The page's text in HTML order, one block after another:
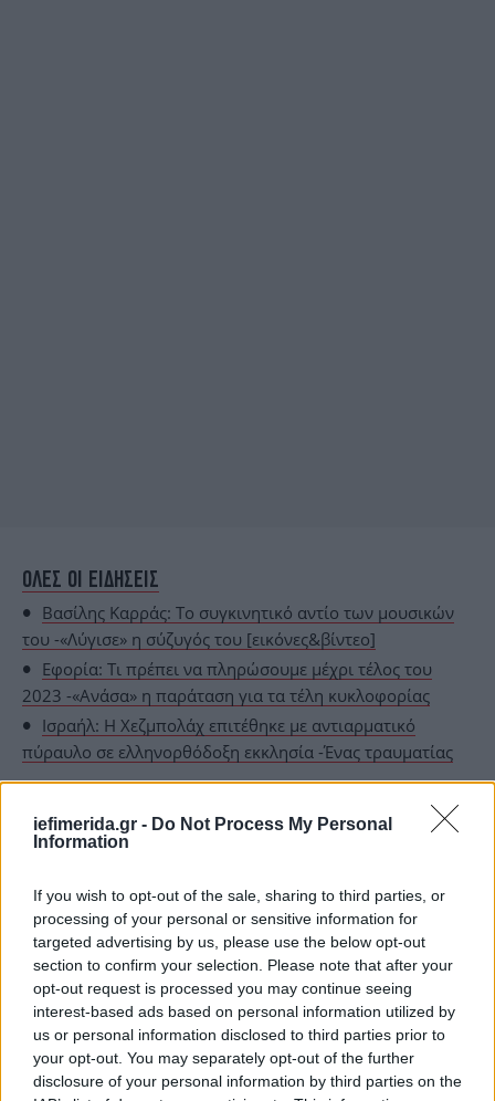
iefimerida.gr - Do Not Process My Personal
Information
If you wish to opt-out of the sale, sharing to third parties, or
processing of your personal or sensitive information for
targeted advertising by us, please use the below opt-out
section to confirm your selection. Please note that after your
opt-out request is processed you may continue seeing
interest-based ads based on personal information utilized by
us or personal information disclosed to third parties prior to
your opt-out. You may separately opt-out of the further
disclosure of your personal information by third parties on the
ΟΛΕΣ ΟΙ ΕΙΔΗΣΕΙΣ
Βασίλης Καρράς: Το συγκινητικό αντίο των μουσικών
του -«Λύγισε» η σύζυγός του [εικόνες&βίντεο]
Εφορία: Τι πρέπει να πληρώσουμε μέχρι τέλος του
2023 -«Ανάσα» η παράταση για τα τέλη κυκλοφορίας
Ισραήλ: Η Χεζμπολάχ επιτέθηκε με αντιαρματικό
πύραυλο σε ελληνορθόδοξη εκκλησία -Ένας τραυματίας